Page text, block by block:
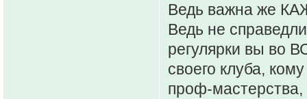
Ведь важна же
Ведь не
регулярки вы во
своего клуба,
проф-мастерства,